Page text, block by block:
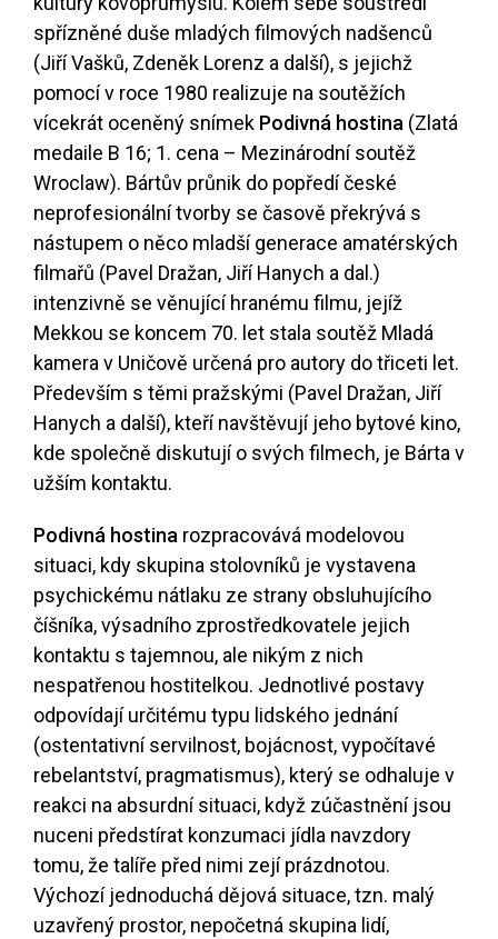
spřízněné duše mladých filmových nadšenců
(Jiří Vašků, Zdeněk Lorenz a další), s jejichž
pomocí v roce 1980 realizuje na soutěžích
vícekrát oceněný snímek Podivná hostina (Zlatá
medaile B 16; 1. cena – Mezinárodní soutěž
Wroclaw). Bártův průnik do popředí české
neprofesionální tvorby se časově překrývá s
nástupem o něco mladší generace amatérských
filmařů (Pavel Dražan, Jiří Hanych a dal.)
intenzivně se věnující hranému filmu, jejíž
Mekkou se koncem 70. let stala soutěž Mladá
kamera v Uničově určená pro autory do třiceti let.
Především s těmi pražskými (Pavel Dražan, Jiří
Hanych a další), kteří navštěvují jeho bytové kino,
kde společně diskutují o svých filmech, je Bárta v
užším kontaktu.
Podivná hostina rozpracovává modelovou
situaci, kdy skupina stolovníků je vystavena
psychickému nátlaku ze strany obsluhujícího
číšníka, výsadního zprostředkovatele jejich
kontaktu s tajemnou, ale nikým z nich
nespatřenou hostitelkou. Jednotlivé postavy
odpovídají určitému typu lidského jednání
(ostentativní servilnost, bojácnost, vypočítavé
rebelantství, pragmatismus), který se odhaluje v
reakci na absurdní situaci, když zúčastnění jsou
nuceni předstírat konzumaci jídla navzdory
tomu, že talíře před nimi zejí prázdnotou.
Výchozí jednoduchá dějová situace, tzn. malý
uzavřený prostor, nepočetná skupina lidí,